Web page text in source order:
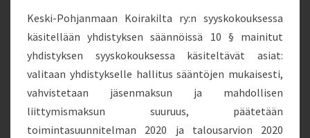
Keski-Pohjanmaan Koirakilta ry:n syyskokouksessa
käsitellään yhdistyksen säännöissä 10 § mainitut
yhdistyksen syyskokouksessa käsiteltävät asiat:
valitaan yhdistykselle hallitus sääntöjen mukaisesti,
vahvistetaan jäsenmaksun ja mahdollisen
liittymismaksun suuruus, päätetään
toimintasuunnitelman 2020 ja talousarvion 2020